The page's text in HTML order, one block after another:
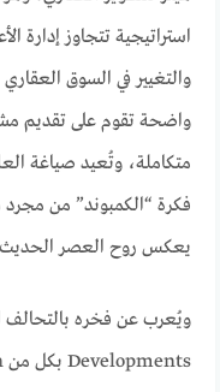
استراتيجية تتجاوز إدارة
والتغيير في السوق
واضحة تقوم على تقديم
متكاملة، وتُعيد صياغة
فكرة “الكمبوند” من
يعكس روح العصر